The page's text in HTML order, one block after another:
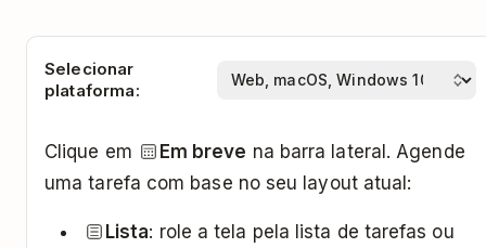
Selecionar
plataforma:
Clique em Em breve na barra lateral. Agende
uma tarefa com base no seu layout atual:
Lista: role a tela pela lista de tarefas ou